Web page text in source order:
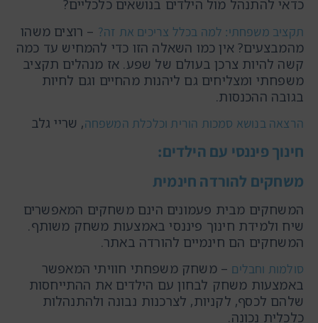
כדאי להתנהל מול הילדים בנושאים כלכליים?
תקציב משפחתי: למה בכלל צריכים את זה? – רוצים משהו
מהמבצעים? אין כמו השאלה הזו כדי להמחיש עד כמה
קשה להיות צרכן בעולם של שפע. אז מנהלים תקציב
משפחתי ומצליחים גם ליהנות מהחיים וגם לחיות
בגובה ההכנסות.
הרצאה בנושא סמכות הורית וכלכלת המשפחה, שריי גלב
חינוך פיננסי עם הילדים:
משחקים להורדה חינמית
המשחקים מבית פעמונים הינם משחקים המאפשרים
שיח ולמידת חינוך פיננסי באמצעות משחק משותף.
המשחקים הם חינמיים להורדה באתר.
סולמות וחבלים – משחק משפחתי חוויתי המאפשר
באמצעות משחק לבחון עם הילדים את ההתייחסות
שלהם לכסף, לקניות, לצרכנות נבונה ולהתנהלות
כלכלית נכונה.